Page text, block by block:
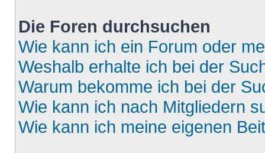
Die Foren durchsuchen
Wie kann ich ein Forum oder
Weshalb erhalte ich bei der
Warum bekomme ich bei der
Wie kann ich nach Mitgliedern
Wie kann ich meine eigenen